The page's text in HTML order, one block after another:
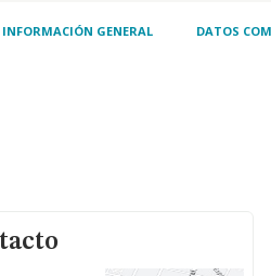
INFORMACIÓN GENERAL DATOS